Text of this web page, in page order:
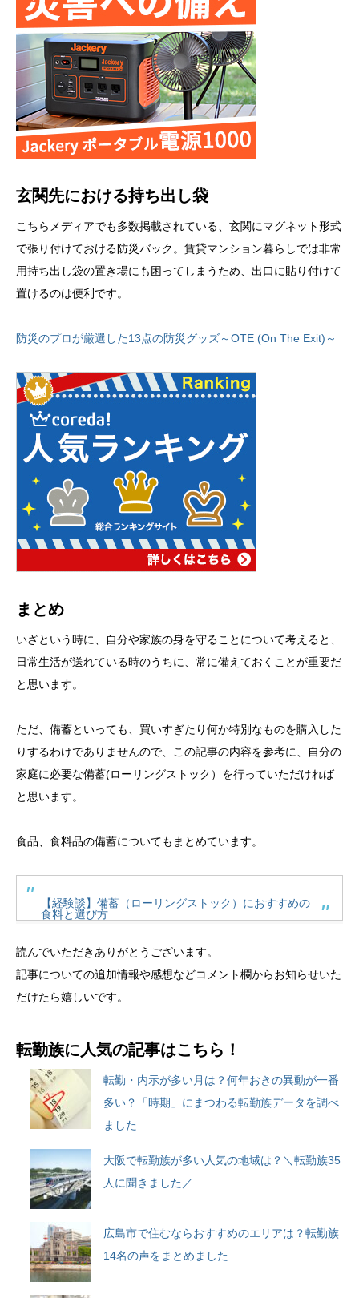
玄関先における持ち出し袋
こちらメディアでも多数掲載されている、玄関にマグネット形式
で張り付けておける防災バック。賃貸マンション暮らしでは非常
用持ち出し袋の置き場にも困ってしまうため、出口に貼り付けて
置けるのは便利です。
防災のプロが厳選した13点の防災グッズ～OTE (On The Exit)～
まとめ
いざという時に、自分や家族の身を守ることについて考えると、
日常生活が送れている時のうちに、常に備えておくことが重要だ
と思います。
ただ、備蓄といっても、買いすぎたり何か特別なものを購入した
りするわけでありませんので、この記事の内容を参考に、自分の
家庭に必要な備蓄(ローリングストック）を行っていただければ
と思います。
食品、食料品の備蓄についてもまとめています。
【経験談】備蓄（ローリングストック）におすすめの
食料と選び方
読んでいただきありがとうございます。
記事についての追加情報や感想などコメント欄からお知らせいた
だけたら嬉しいです。
転勤族に人気の記事はこちら！
転勤・内示が多い月は？何年おきの異動が一番
多い？「時期」にまつわる転勤族データを調べ
ました
大阪で転勤族が多い人気の地域は？＼転勤族35
人に聞きました／
広島市で住むならおすすめのエリアは？転勤族
14名の声をまとめました